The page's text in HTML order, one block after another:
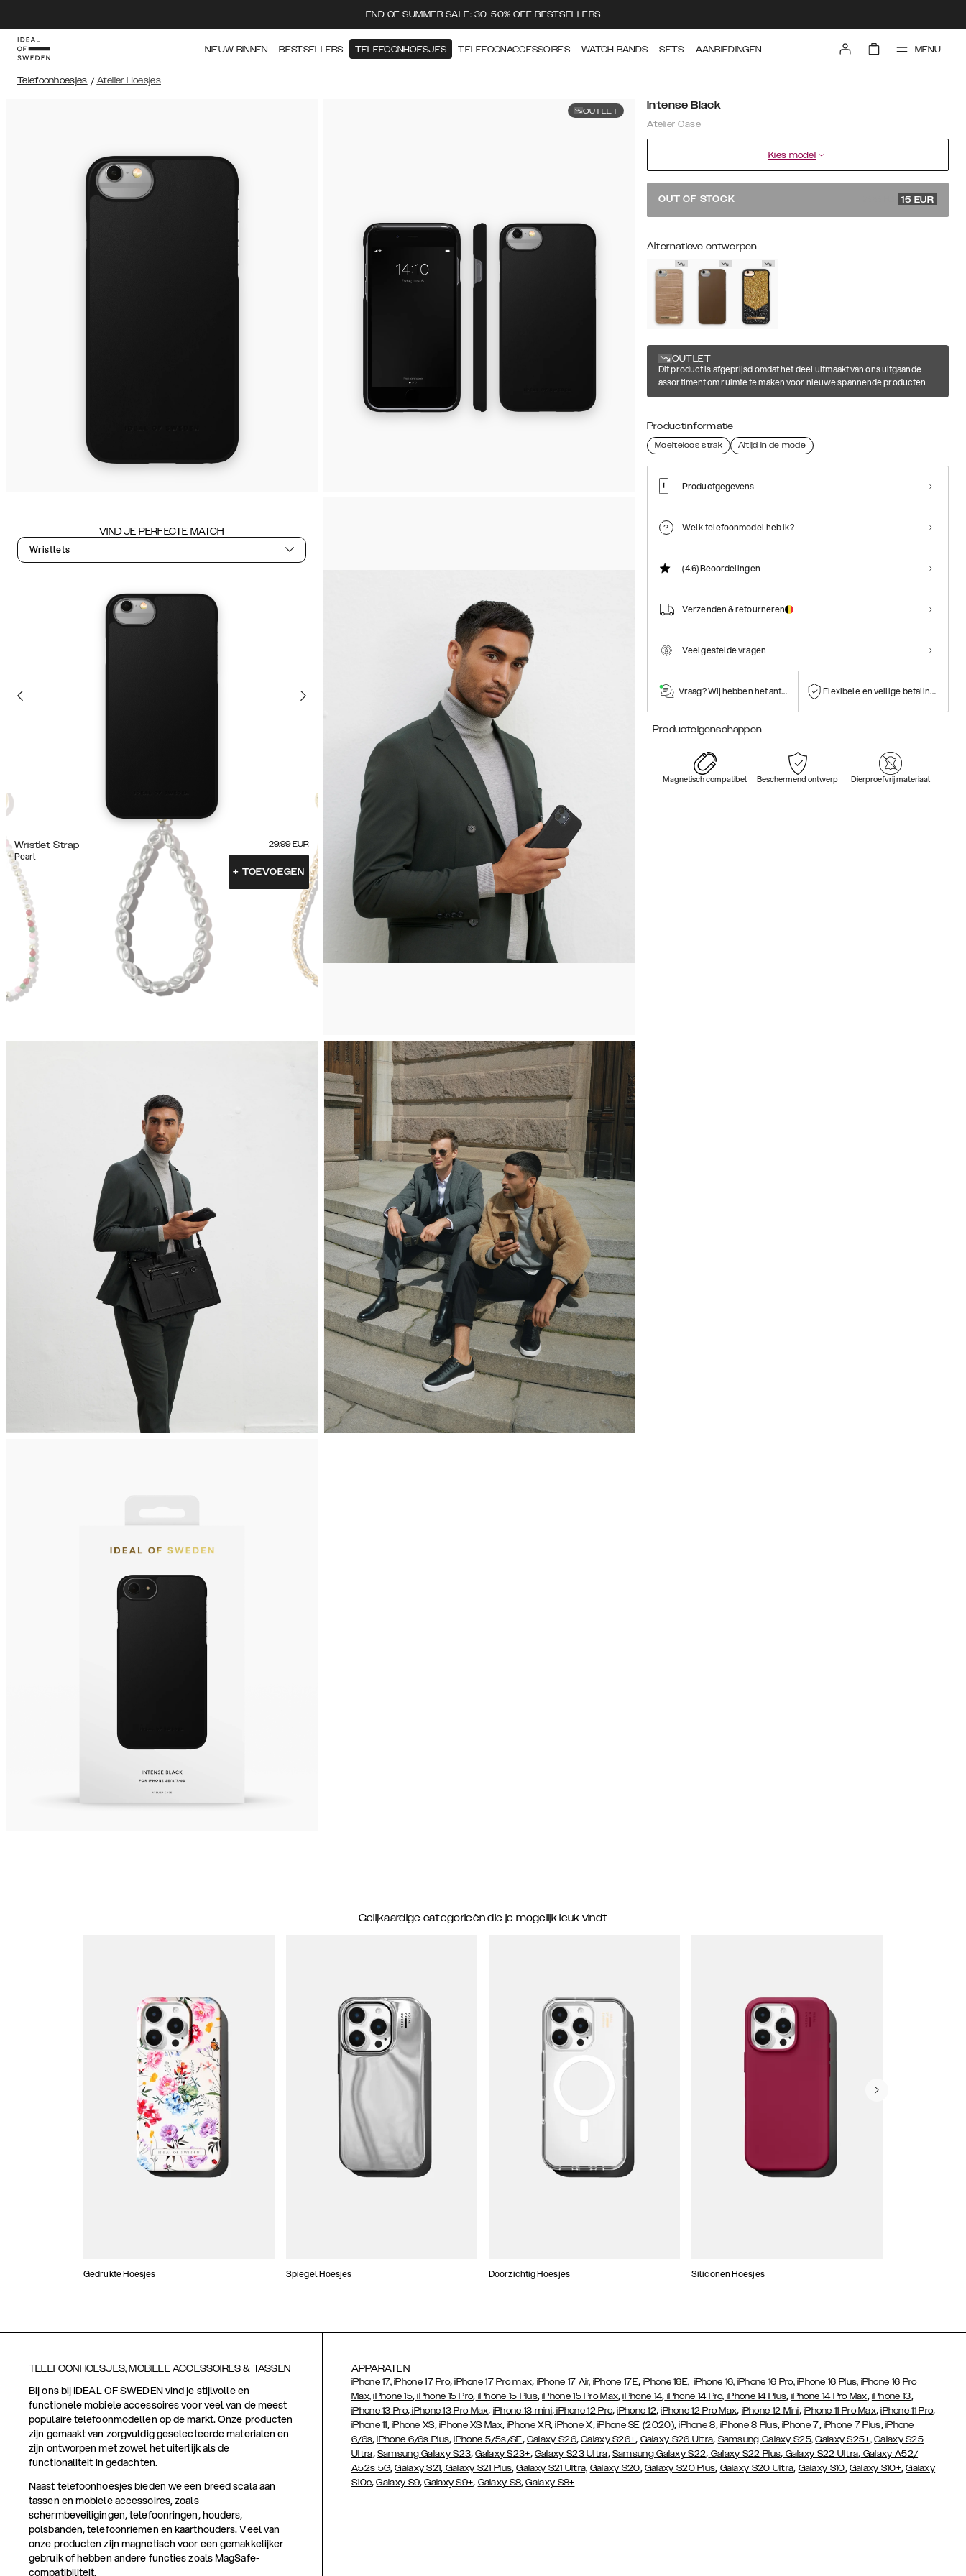
END OF SUMMER SALE: 30-50% OFF BESTSELLERS
NIEUW BINNEN BESTSELLERS TELEFOONHOESJES TELEFOONACCESSOIRES WATCH BANDS SETS AANBIEDINGEN MENU
Telefoonhoesjes / Atelier Hoesjes
OUTLET
VIND JE PERFECTE MATCH
Wristlets
Wristlet Strap
Pearl
29.99 EUR
+ TOEVOEGEN
Intense Black
Atelier Case
Kies model
OUT OF STOCK 15 EUR
Alternatieve ontwerpen
OUTLET
Dit product is afgeprijsd omdat het deel uitmaakt van ons uitgaande
assortiment om ruimte te maken voor nieuwe spannende producten
Productinformatie
Moeiteloos strak Altijd in de mode
Productgegevens
Welk telefoonmodel heb ik?
(4.6)Beoordelingen
Verzenden & retourneren
Veelgestelde vragen
Vraag? Wij hebben het antwoord! Flexibele en veilige betalingen
Producteigenschappen
Magnetisch compatibel Beschermend ontwerp Dierproefvrij materiaal
Gelijkaardige categorieën die je mogelijk leuk vindt
Gedrukte Hoesjes Spiegel Hoesjes Doorzichtig Hoesjes Siliconen Hoesjes
TELEFOONHOESJES, MOBIELE ACCESSOIRES & TASSEN
Bij ons bij IDEAL OF SWEDEN vind je stijlvolle en
functionele mobiele accessoires voor veel van de meest
populaire telefoonmodellen op de markt. Onze producten
zijn gemaakt van zorgvuldig geselecteerde materialen en
zijn ontworpen met zowel het uiterlijk als de
functionaliteit in gedachten.
Naast telefoonhoesjes bieden we een breed scala aan
tassen en mobiele accessoires, zoals
schermbeveiligingen, telefoonringen, houders,
polsbanden, telefoonriemen en kaarthouders. Veel van
onze producten zijn magnetisch voor een gemakkelijker
gebruik of hebben andere functies zoals MagSafe-
compatibiliteit.
APPARATEN
iPhone 17, iPhone 17 Pro,iPhone 17 Pro max, iPhone 17 Air, iPhone 17E,iPhone 16E, iPhone 16, iPhone 16 Pro, iPhone 16 Plus, iPhone 16 Pro
Max, iPhone 15, iPhone 15 Pro, iPhone 15 Plus,iPhone 15 Pro Max,iPhone 14, iPhone 14 Pro, iPhone 14 Plus, iPhone 14 Pro Max, iPhone 13,
iPhone 13 Pro, iPhone 13 Pro Max, iPhone 13 mini,iPhone 12 Pro,iPhone 12,iPhone 12 Pro Max, iPhone 12 Mini, iPhone 11 Pro Max,iPhone 11 Pro,
iPhone 11, iPhone XS,iPhone XS Max,iPhone XR,iPhone X,iPhone SE (2020),iPhone 8,iPhone 8 Plus,iPhone 7, iPhone 7 Plus, iPhone
6/6s,iPhone 6/6s Plus,iPhone 5/5s/SE, Galaxy S26,Galaxy S26+, Galaxy S26 Ultra, Samsung Galaxy S25, Galaxy S25+, Galaxy S25
Ultra, Samsung Galaxy S23,Galaxy S23+, Galaxy S23 Ultra, Samsung Galaxy S22, Galaxy S22 Plus, Galaxy S22 Ultra, Galaxy A52/
A52s 5G,Galaxy S21, Galaxy S21 Plus,Galaxy S21 Ultra, Galaxy S20, Galaxy S20 Plus, Galaxy S20 Ultra, Galaxy S10, Galaxy S10+,Galaxy
S10e,Galaxy S9,Galaxy S9+, Galaxy S8,Galaxy S8+